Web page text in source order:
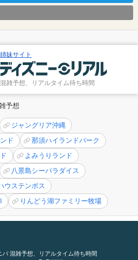
姉妹サイト
混雑予想、リアルタイム待ち時間
予想
ジャングリア沖縄
ド
那須ハイランドパーク
よみうりランド
八景島シーパラダイス
ウステンボス
りんどう湖ファミリー牧場
バ 混雑予想、リアルタイム待ち時間